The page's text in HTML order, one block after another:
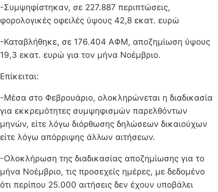
-Συμψηφίστηκαν, σε 227.887 περιπτώσεις,
φορολογικές οφειλές ύψους 42,8 εκατ. ευρώ
-Καταβλήθηκε, σε 176.404 ΑΦΜ, αποζημίωση ύψους
19,3 εκατ. ευρώ για τον μήνα Νοέμβριο.
Επίκειται:
-Μέσα στο Φεβρουάριο, ολοκληρώνεται η διαδικασία
για εκκρεμότητες συμψηφισμών παρελθόντων
μηνών, είτε λόγω διόρθωσης δηλώσεων δικαιούχων
είτε λόγω απόρριψης άλλων αιτήσεων.
-Ολοκλήρωση της διαδικασίας αποζημίωσης για το
μήνα Νοέμβριο, τις προσεχείς ημέρες, με δεδομένο
ότι περίπου 25.000 αιτήσεις δεν έχουν υποβάλει